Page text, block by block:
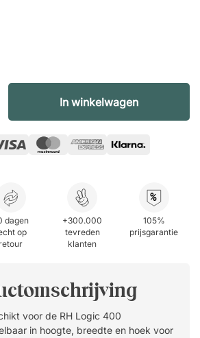
In winkelwagen
dagen
op
retour
+300.000
tevreden
klanten
%
105%
prijsgarantie
voor de RH Logic 400
in hoogte, breedte en hoek voor